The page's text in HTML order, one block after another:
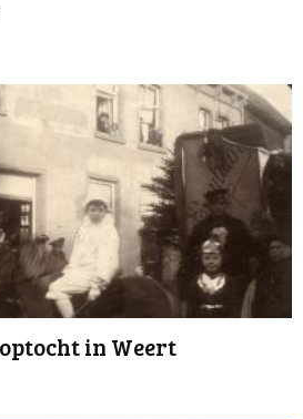
in Weert